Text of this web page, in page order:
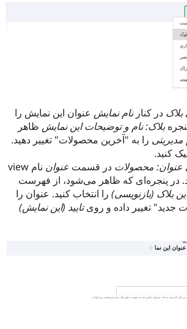
بلاک در کنارنام نمایش عنوان این نمایش را
بلاک: نام و توضیحات این نمایش ظاهر
مدیریتی را به "آخرین محصولات" تغییر دهید.
کنید.
عنوان: محصولات در قسمت عنوان
نام view
در پنجره‌ای که ظاهر می‌شود، از فهرست
بلاک (بازنویسی) را انتخاب کنید. عنوان را
جدید" تغییر داده و رویتایید (این نمایش)